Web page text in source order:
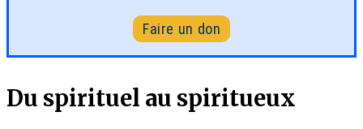
Faire un don
Du spirituel au spiritueux